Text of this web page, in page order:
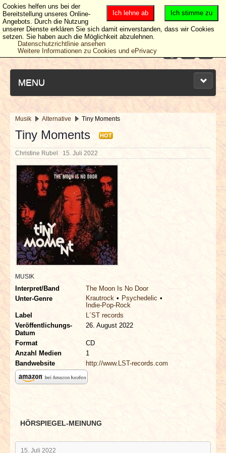
MENU
NEUESTE ARTIKEL
NEWS & DATES
BERICHTE
VERLOSUNGEN
INTERVIEWS
SPECIALS
REDAKTION
LINKS
ARCHIV
Musik Alternative Tiny Moments
Tiny Moments HOT
Christine Rubel 15. Juli 2022
MUSIK
Interpret/Band
The Moon Is No Door
Unter-Genre
Krautrock
Psychedelic
Indie-Pop-Rock
Label
L´ST records
Veröffentlichungs-
Datum
26. August 2022
Format
CD
Anzahl Medien
1
Bandwebsite
http://www.LST-records.com
HÖRSPIEGEL-MEINUNG
15. Juli 2022
Ich stimme zu
Ich lehne ab
Cookies helfen uns bei der
Bereitstellung unseres Online-
Angebots. Durch die Nutzung
unserer Dienste erklären Sie sich damit einverstanden, dass wir Cookies
setzen. Sie haben auch die Möglichkeit abzulehnen.
Datenschutzrichtlinie ansehen
Weitere Informationen zu Cookies und ePrivacy